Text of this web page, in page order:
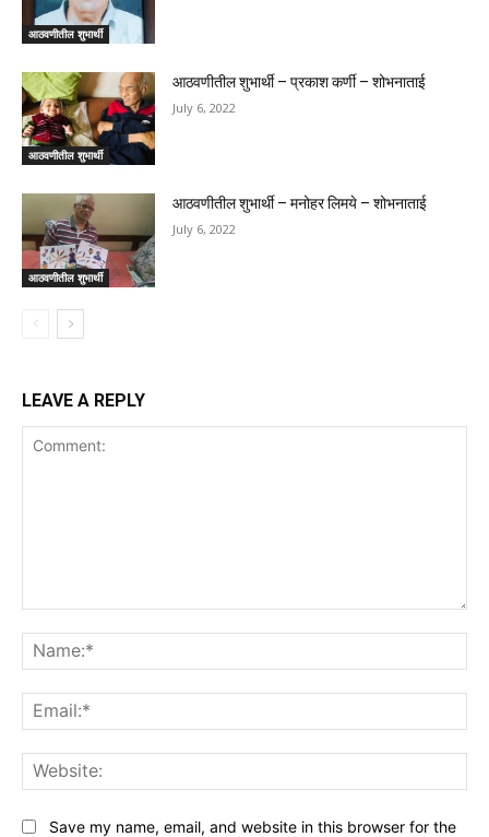
आठवणीतील शुभार्थी
आठवणीतील शुभार्थी
आठवणीतील शुभार्थी – प्रकाश कर्णी – शोभनाताई
July 6, 2022
आठवणीतील शुभार्थी
आठवणीतील शुभार्थी – मनोहर लिमये – शोभनाताई
July 6, 2022
LEAVE A REPLY
Save my name, email, and website in this browser for the